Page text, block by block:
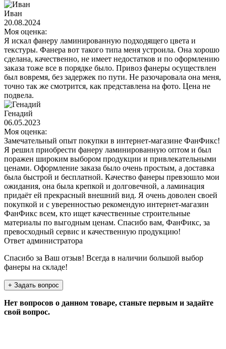
Иван
20.08.2024
Моя оценка:
Я искал фанеру ламинированную подходящего цвета и
текстуры. Фанера вот такого типа меня устроила. Она хорошо
сделана, качественно, не имеет недостатков и по оформлению
заказа тоже все в порядке было. Привоз фанеры осуществлен
был вовремя, без задержек по пути. Не разочаровала она меня,
точно так же смотрится, как представлена на фото. Цена не
подвела.
Генадий
06.05.2023
Моя оценка:
Замечательный опыт покупки в интернет-магазине ФанФикс!
Я решил приобрести фанеру ламинированную оптом и был
поражен широким выбором продукции и привлекательными
ценами. Оформление заказа было очень простым, а доставка
была быстрой и бесплатной. Качество фанеры превзошло мои
ожидания, она была крепкой и долговечной, а ламинация
придаёт ей прекрасный внешний вид. Я очень доволен своей
покупкой и с уверенностью рекомендую интернет-магазин
ФанФикс всем, кто ищет качественные строительные
материалы по выгодным ценам. Спасибо вам, ФанФикс, за
превосходный сервис и качественную продукцию!
Ответ администратора
Спасибо за Ваш отзыв! Всегда в наличии большой выбор
фанеры на складе!
+ Задать вопрос
Нет вопросов о данном товаре, станьте первым и задайте
свой вопрос.